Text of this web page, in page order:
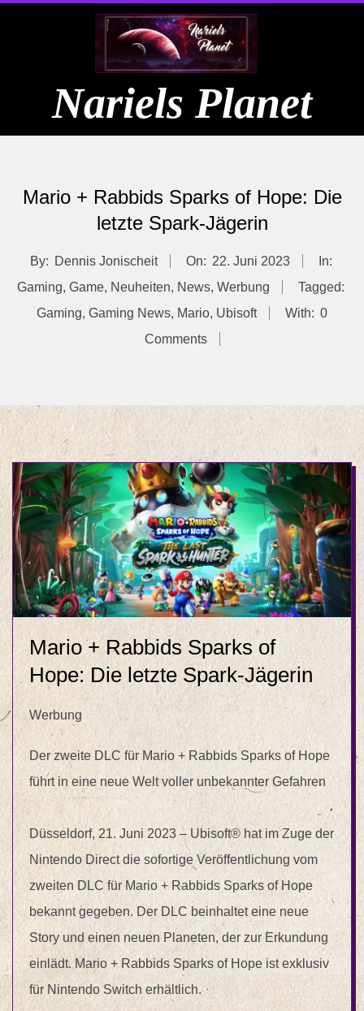
Nariels Planet
Menu
Mario + Rabbids Sparks of Hope: Die
letzte Spark-Jägerin
By: Dennis Jonischeit On: 22. Juni 2023
In:
Gaming, Game, Neuheiten, News, Werbung
Tagged:
Gaming, Gaming News, Mario, Ubisoft With: 0
Comments
Mario + Rabbids Sparks of
Hope: Die letzte Spark-Jägerin
Werbung
Der zweite DLC für Mario + Rabbids Sparks of Hope
führt in eine neue Welt voller unbekannter Gefahren
Düsseldorf, 21. Juni 2023 – Ubisoft® hat im Zuge der
Nintendo Direct die sofortige Veröffentlichung vom
zweiten DLC für Mario + Rabbids Sparks of Hope
bekannt gegeben. Der DLC beinhaltet eine neue
Story und einen neuen Planeten, der zur Erkundung
einlädt. Mario + Rabbids Sparks of Hope ist exklusiv
für Nintendo Switch erhältlich.